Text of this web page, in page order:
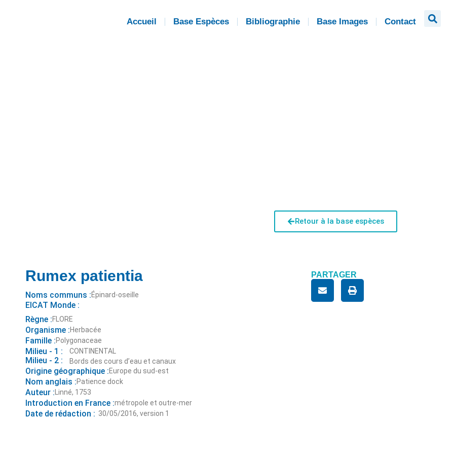
Accueil Base Espèces Bibliographie Base Images Contact
Retour à la base espèces
Rumex patientia
Noms communs :Épinard-oseille
EICAT Monde :
Règne :FLORE
Organisme :Herbacée
Famille :Polygonaceae
Milieu - 1 : CONTINENTAL
Milieu - 2 : Bords des cours d’eau et canaux
Origine géographique :Europe du sud-est
Nom anglais :Patience dock
Auteur : Linné, 1753
Introduction en France :métropole et outre-mer
Date de rédaction : 30/05/2016, version 1
PARTAGER